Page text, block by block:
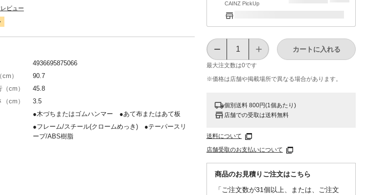
ビュー
CAINZ PickUp
最大注文数は0です
カートに入れる
※価格は​店舗や​掲載場所で​異なる​場合が​あります。
個別送料 800円(1個あたり)
店舗での受取は送料無料
送料について
店舗受取のお支払いについて
商品のお見積りご注文はこちら
「ご注文数が31個以上、または、ご注文
4936695875066
）
90.7
cm）
45.8
cm）
3.5
●木づちまたはゴムハンマー ●あて布またはあて板
●フレーム/スチール(クロームめっき) ●テーパースリ
ープ/ABS樹脂